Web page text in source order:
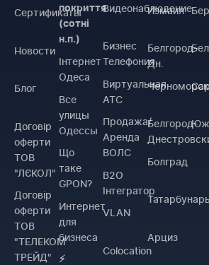
Сертификаты
Новости
Блог
Договiр
оферти
ТОВ
"ЛЄКОЛ"
Договiр
оферти
ТОВ
"ТЕЛЕКОМ
ТРЕЙД"
покриття
(сотні
н.п.)
Інтернет
Одеса
Все
улицы
Одессы
Що
таке
GPON?
Интернет
для
бизнеса
⚡
Видеонаблюдение
Бизнес
Телефония
Виртуальная
АТС
Продажа/
Аренда
ВОЛС
B2O
Інтегратор
VLAN
Colocation
Измаил
Белгород-
Дн.
Черноморск
Белгород-
Болград
Арциз